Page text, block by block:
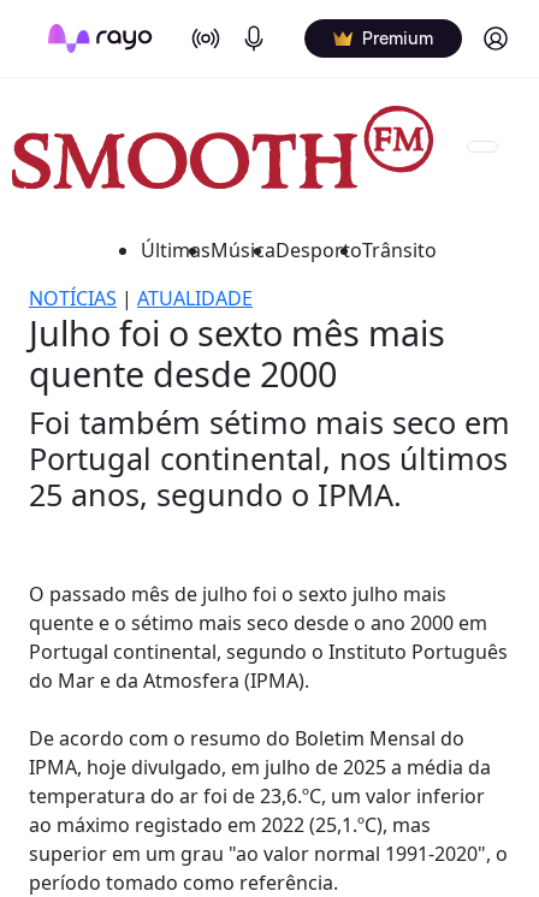
On Air Podcasts Premium Log in
ÚltimasMúsicaDesportoTrânsito
NOTÍCIAS | ATUALIDADE
Julho foi o sexto mês mais
quente desde 2000
Foi também sétimo mais seco em
Portugal continental, nos últimos
25 anos, segundo o IPMA.
O passado mês de julho foi o sexto julho mais
quente e o sétimo mais seco desde o ano 2000 em
Portugal continental, segundo o Instituto Português
do Mar e da Atmosfera (IPMA).
De acordo com o resumo do Boletim Mensal do
IPMA, hoje divulgado, em julho de 2025 a média da
temperatura do ar foi de 23,6.ºC, um valor inferior
ao máximo registado em 2022 (25,1.ºC), mas
superior em um grau "ao valor normal 1991-2020", o
período tomado como referência.